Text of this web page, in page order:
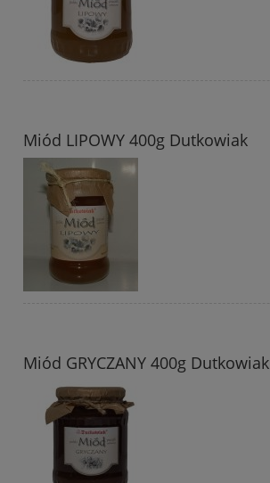
Miód LIPOWY 400g Dutkowiak
Miód GRYCZANY 400g Dutkowiak